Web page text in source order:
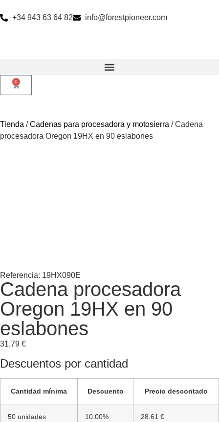
+34 943 63 64 82 info@forestpioneer.com
0
Tienda /Cadenas para procesadora y motosierra / Cadena
procesadora Oregon 19HX en 90 eslabones
Referencia: 19HX090E
Cadena procesadora
Oregon 19HX en 90
eslabones
31,79 €
Descuentos por cantidad
Cantidad mínima Descuento Precio descontado
50 unidades 10.00% 28.61 €